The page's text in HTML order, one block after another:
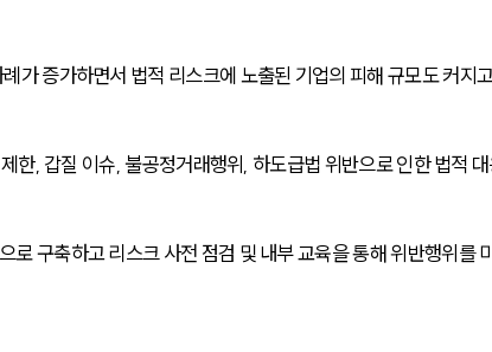
가 증가하면서 법적 리스크에 노출된 기업의 피해 규모도 커지
한, 갑질 이슈, 불공정거래행위, 하도급법 위반으로 인한 법적
로 구축하고 리스크 사전 점검 및 내부 교육을 통해 위반행위를